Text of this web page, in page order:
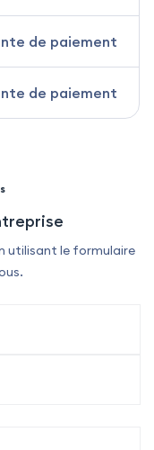
de paiement
de paiement
utilisant le formulaire